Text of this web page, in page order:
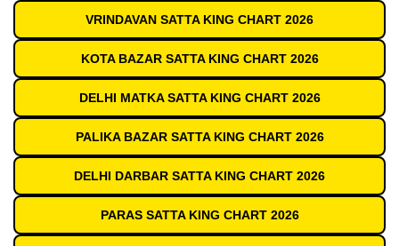
VRINDAVAN SATTA KING CHART 2026
KOTA BAZAR SATTA KING CHART 2026
DELHI MATKA SATTA KING CHART 2026
PALIKA BAZAR SATTA KING CHART 2026
DELHI DARBAR SATTA KING CHART 2026
PARAS SATTA KING CHART 2026